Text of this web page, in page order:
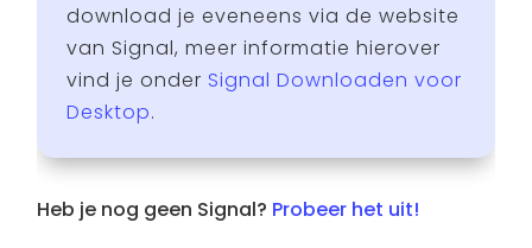
download je eveneens via de website
van Signal, meer informatie hierover
vind je onder Signal Downloaden voor
Desktop.
Heb je nog geen Signal? Probeer het uit!